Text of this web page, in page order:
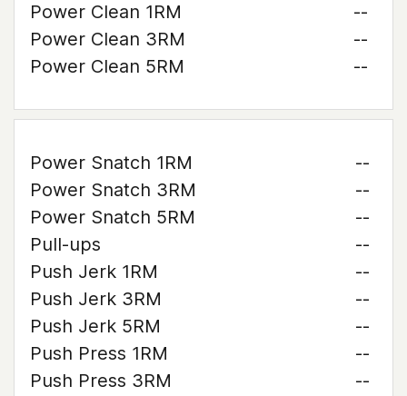
Power Clean 1RM
--
Power Clean 3RM
--
Power Clean 5RM
--
Power Snatch 1RM
--
Power Snatch 3RM
--
Power Snatch 5RM
--
Pull-ups
--
Push Jerk 1RM
--
Push Jerk 3RM
--
Push Jerk 5RM
--
Push Press 1RM
--
Push Press 3RM
--